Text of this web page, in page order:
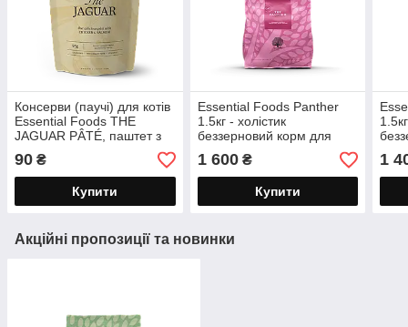
Консерви (паучі) для котів
Essential Foods THE
JAGUAR PÂTÉ, паштет з
90 ₴
Купити
Essential Foods Panther
1.5кг - холістик
беззерновий корм для
стерилізованих, літніх
1 600₴
Купити
1
Акційні пропозиції та новинки